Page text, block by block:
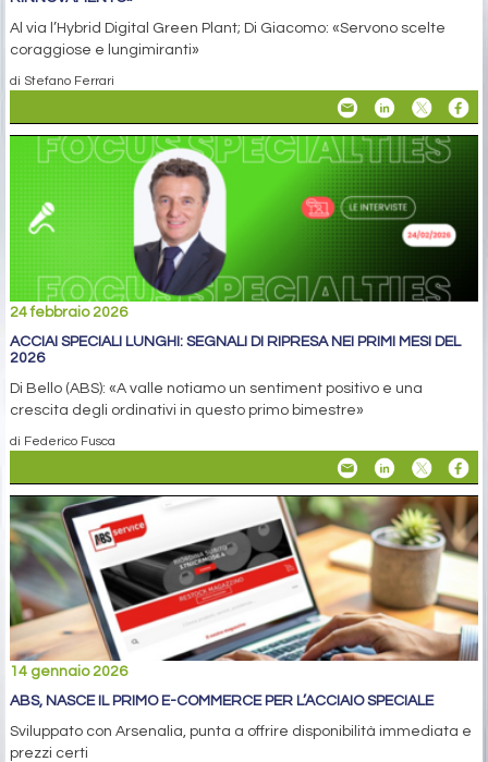
Al via l’Hybrid Digital Green Plant; Di Giacomo: «Servono scelte
coraggiose e lungimiranti»
di Stefano Ferrari
24 febbraio 2026
ACCIAI SPECIALI LUNGHI: SEGNALI DI RIPRESA NEI PRIMI MESI DEL
2026
Di Bello (ABS): «A valle notiamo un sentiment positivo e una
crescita degli ordinativi in questo primo bimestre»
di Federico Fusca
14 gennaio 2026
ABS, NASCE IL PRIMO E-COMMERCE PER L’ACCIAIO SPECIALE
Sviluppato con Arsenalia, punta a offrire disponibilità immediata e
prezzi certi